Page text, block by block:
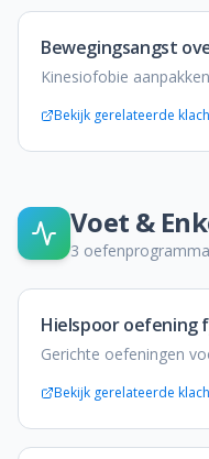
Bewegingsangst
Kinesiofobie aanpakken
Bekijk gerelateerde
Voet &
3
Hielspoor oefening
Gerichte oefeningen
Bekijk gerelateerde